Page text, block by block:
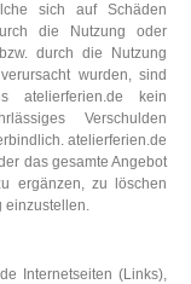
sich auf Schäden
die Nutzung oder
durch die Nutzung
wurden, sind
atelierferien.de kein
Verschulden
atelierferien.de
das gesamte Angebot
ergänzen, zu löschen
einzustellen.
Internetseiten (Links),